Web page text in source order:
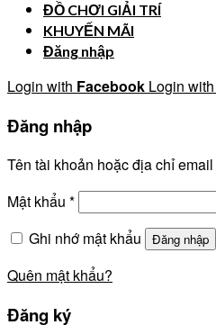
ĐỒ CHƠI GIẢI TRÍ
KHUYẾN MÃI
Đăng nhập
Login with Facebook Login with
Đăng nhập
Tên tài khoản hoặc địa chỉ email
Mật khẩu *
Ghi nhớ mật khẩu
Đăng nhập
Quên mật khẩu?
Đăng ký